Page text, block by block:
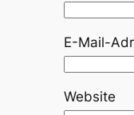
E-Mail-
Website